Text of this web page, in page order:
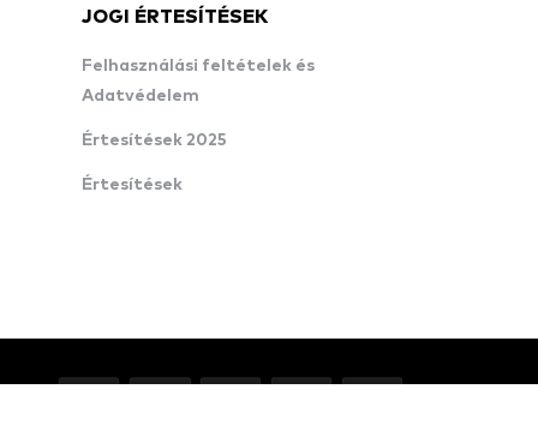
JOGI ÉRTESÍTÉSEK
Felhasználási feltételek és
Adatvédelem
Értesítések 2025
Értesítések